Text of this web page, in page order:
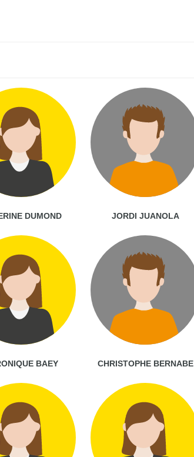
DUMOND JORDI JUANOLA
BAEY CHRISTOPHE BERNABE